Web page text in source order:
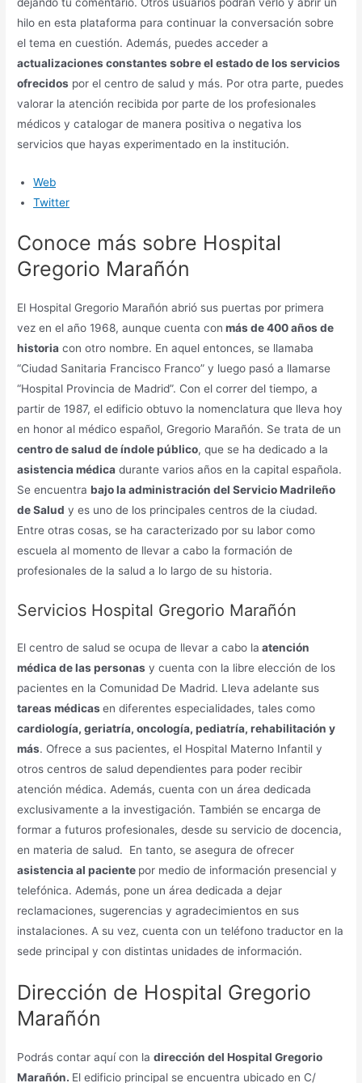
dejando tu comentario. Otros usuarios podrán verlo y abrir un
hilo en esta plataforma para continuar la conversación sobre
el tema en cuestión. Además, puedes acceder a
actualizaciones constantes sobre el estado de los servicios
ofrecidos por el centro de salud y más. Por otra parte, puedes
valorar la atención recibida por parte de los profesionales
médicos y catalogar de manera positiva o negativa los
servicios que hayas experimentado en la institución.
Web
Twitter
Conoce más sobre Hospital
Gregorio Marañón
El Hospital Gregorio Marañón abrió sus puertas por primera
vez en el año 1968, aunque cuenta con más de 400 años de
historia con otro nombre. En aquel entonces, se llamaba
“Ciudad Sanitaria Francisco Franco” y luego pasó a llamarse
“Hospital Provincia de Madrid”. Con el correr del tiempo, a
partir de 1987, el edificio obtuvo la nomenclatura que lleva hoy
en honor al médico español, Gregorio Marañón. Se trata de un
centro de salud de índole público, que se ha dedicado a la
asistencia médica durante varios años en la capital española.
Se encuentrabajo la administración del Servicio Madrileño
de Salud y es uno de los principales centros de la ciudad.
Entre otras cosas, se ha caracterizado por su labor como
escuela al momento de llevar a cabo la formación de
profesionales de la salud a lo largo de su historia.
Servicios Hospital Gregorio Marañón
El centro de salud se ocupa de llevar a cabo la atención
médica de las personas y cuenta con la libre elección de los
pacientes en la Comunidad De Madrid. Lleva adelante sus
tareas médicasen diferentes especialidades, tales como
cardiología, geriatría, oncología, pediatría, rehabilitación y
más. Ofrece a sus pacientes, el Hospital Materno Infantil y
otros centros de salud dependientes para poder recibir
atención médica. Además, cuenta con un área dedicada
exclusivamente a la investigación. También se encarga de
formar a futuros profesionales, desde su servicio de docencia,
en materia de salud. En tanto, se asegura de ofrecer
asistencia al paciente por medio de información presencial y
telefónica. Además, pone un área dedicada a dejar
reclamaciones, sugerencias y agradecimientos en sus
instalaciones. A su vez, cuenta con un teléfono traductor en la
sede principal y con distintas unidades de información.
Dirección de Hospital Gregorio
Marañón
Podrás contar aquí con ladirección del Hospital Gregorio
Marañón. El edificio principal se encuentra ubicado en C/